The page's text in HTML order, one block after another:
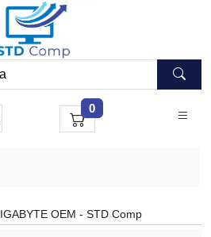
0
OEM - STD Comp